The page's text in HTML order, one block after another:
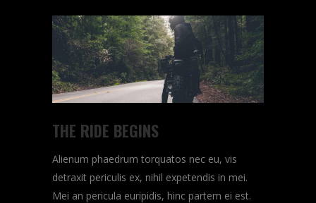
THE RIDE BEGINS
Alienum phaedrum torquatos nec eu, vis
detraxit periculis ex, nihil expetendis in mei.
Mei an pericula euripidis, hinc partem ei est.